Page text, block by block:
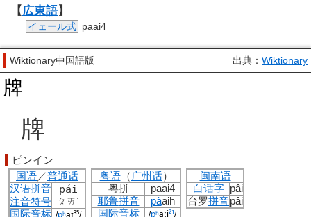
【広東語】
イェール式 paai4
Wiktionary中国語版 出典： Wiktionary
牌
牌
ピンイン
国语／普通话
汉语拼音 pái
注音符号 ㄆㄞˊ
国际音标
粤语（ 广州话）
粤拼
paai4
耶鲁拼音 pàaih
国际音标
/pʰaːi²¹/
闽南语
白话字 pâi
台罗拼音pâi